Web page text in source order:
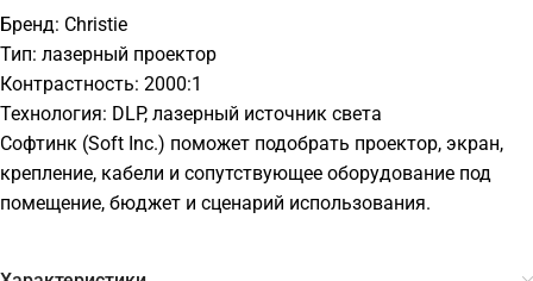
Бренд: Christie
Тип: лазерный проектор
Контрастность: 2000:1
Технология: DLP, лазерный источник света
Софтинк (Soft Inc.) поможет подобрать проектор, экран,
крепление, кабели и сопутствующее оборудование под
помещение, бюджет и сценарий использования.